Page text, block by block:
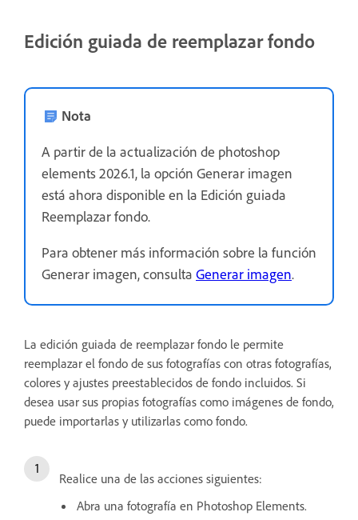
Edición guiada de reemplazar fondo
Nota
A partir de la actualización de photoshop
elements 2026.1, la opción Generar imagen
está ahora disponible en la Edición guiada
Reemplazar fondo.
Para obtener más información sobre la función
Generar imagen, consulta Generar imagen.
La edición guiada de reemplazar fondo le permite
reemplazar el fondo de sus fotografías con otras fotografías,
colores y ajustes preestablecidos de fondo incluidos. Si
desea usar sus propias fotografías como imágenes de fondo,
puede importarlas y utilizarlas como fondo.
Realice una de las acciones siguientes:
Abra una fotografía en Photoshop Elements.